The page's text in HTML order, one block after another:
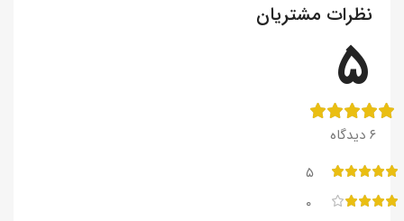
نظرات مشتریان
۵
‫۶ دیدگاه
۵
۰